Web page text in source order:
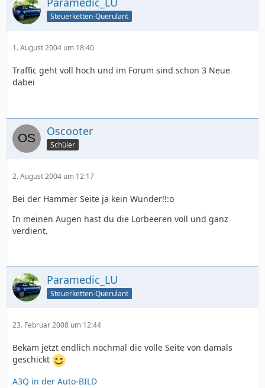
Steuerketten-Querulant
1. August 2004 um 18:40
Traffic geht voll hoch und im Forum sind schon 3 Neue
dabei
Oscooter
Schüler
2. August 2004 um 12:17
Bei der Hammer Seite ja kein Wunder!!:o
In meinen Augen hast du die Lorbeeren voll und ganz
verdient.
Paramedic_LU
Steuerketten-Querulant
23. Februar 2008 um 12:44
Bekam jetzt endlich nochmal die volle Seite von damals
geschickt
A3Q in der Auto-BILD